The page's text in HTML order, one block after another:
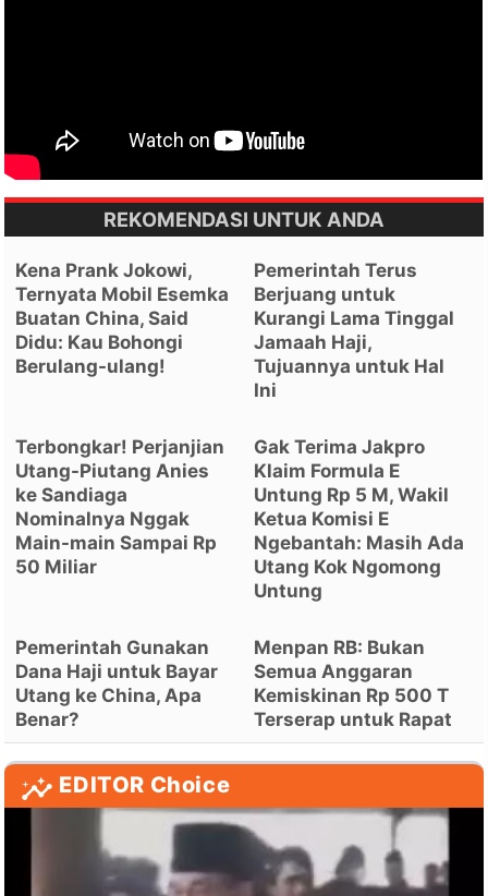
REKOMENDASI UNTUK ANDA
Kena Prank Jokowi,
Ternyata Mobil Esemka
Buatan China, Said
Didu: Kau Bohongi
Berulang-ulang!
Pemerintah Terus
Berjuang untuk
Kurangi Lama Tinggal
Jamaah Haji,
Tujuannya untuk Hal
Ini
Terbongkar! Perjanjian
Utang-Piutang Anies
ke Sandiaga
Nominalnya Nggak
Main-main Sampai Rp
50 Miliar
Gak Terima Jakpro
Klaim Formula E
Untung Rp 5 M, Wakil
Ketua Komisi E
Ngebantah: Masih Ada
Utang Kok Ngomong
Untung
Pemerintah Gunakan
Dana Haji untuk Bayar
Utang ke China, Apa
Benar?
Menpan RB: Bukan
Semua Anggaran
Kemiskinan Rp 500 T
Terserap untuk Rapat
EDITOR Choice